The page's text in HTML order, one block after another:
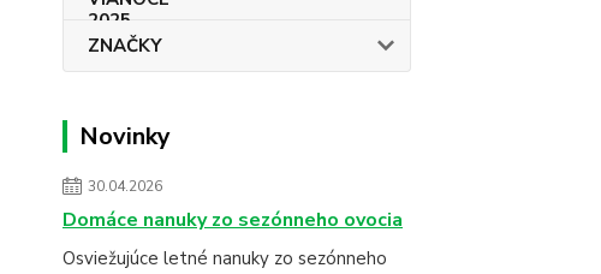
ZNAČKY
Novinky
30.04.2026
Domáce nanuky zo sezónneho ovocia
Osviežujúce letné nanuky zo sezónneho